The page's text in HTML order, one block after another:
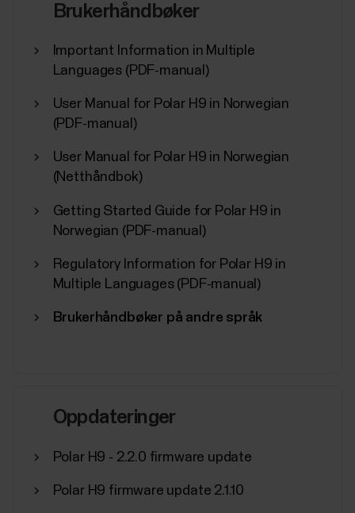
Brukerhåndbøker
Important Information in Multiple
Languages (PDF-manual)
User Manual for Polar H9 in Norwegian
(PDF-manual)
User Manual for Polar H9 in Norwegian
(Netthåndbok)
Getting Started Guide for Polar H9 in
Norwegian (PDF-manual)
Regulatory Information for Polar H9 in
Multiple Languages (PDF-manual)
Brukerhåndbøker på andre språk
Oppdateringer
Polar H9 - 2.2.0 firmware update
Polar H9 firmware update 2.1.10